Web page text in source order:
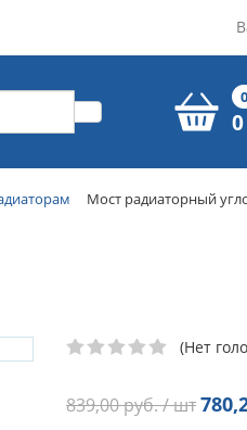
0
Мост радиаторный
(Нет
839,00руб. / шт